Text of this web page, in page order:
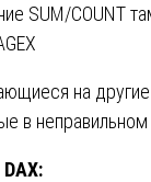
SUM/COUNT
на
в